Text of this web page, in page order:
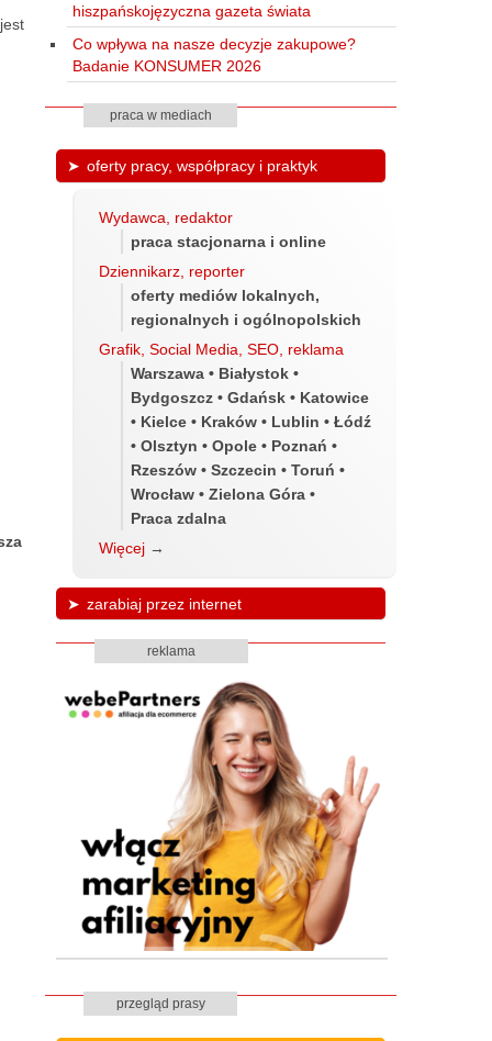
hiszpańskojęzyczna gazeta świata
Co wpływa na nasze decyzje zakupowe?
Badanie KONSUMER 2026
praca w mediach
oferty pracy, współpracy i praktyk
Wydawca, redaktor
praca stacjonarna i online
Dziennikarz, reporter
oferty mediów lokalnych,
regionalnych i ogólnopolskich
Grafik, Social Media, SEO, reklama
Warszawa • Białystok •
Bydgoszcz • Gdańsk • Katowice
• Kielce • Kraków • Lublin • Łódź
• Olsztyn • Opole • Poznań •
Rzeszów • Szczecin • Toruń •
Wrocław • Zielona Góra •
Praca zdalna
Więcej →
zarabiaj przez internet
reklama
przegląd prasy